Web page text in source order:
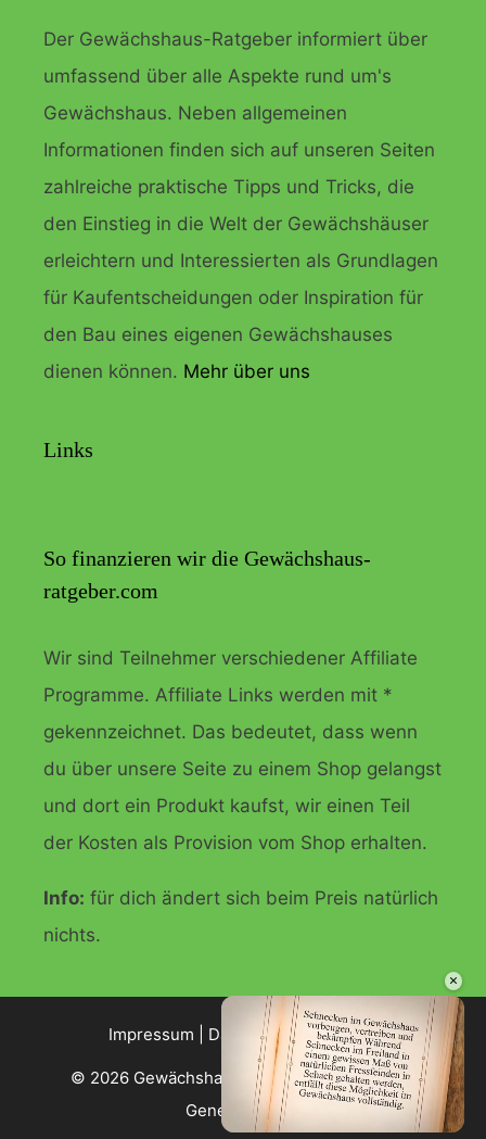
×
Der Gewächshaus-Ratgeber informiert über
umfassend über alle Aspekte rund um's
Gewächshaus. Neben allgemeinen
Informationen finden sich auf unseren Seiten
zahlreiche praktische Tipps und Tricks, die
den Einstieg in die Welt der Gewächshäuser
erleichtern und Interessierten als Grundlagen
für Kaufentscheidungen oder Inspiration für
den Bau eines eigenen Gewächshauses
dienen können. Mehr über uns
Links
So finanzieren wir die Gewächshaus-
ratgeber.com
Wir sind Teilnehmer verschiedener Affiliate
Programme. Affiliate Links werden mit *
gekennzeichnet. Das bedeutet, dass wenn
du über unsere Seite zu einem Shop gelangst
und dort ein Produkt kaufst, wir einen Teil
der Kosten als Provision vom Shop erhalten.
Info: für dich ändert sich beim Preis natürlich
nichts.
Impressum Datenschutzerklärung
© 2026 Gewächshaus Ratgeber• Erstellt mit
GeneratePress